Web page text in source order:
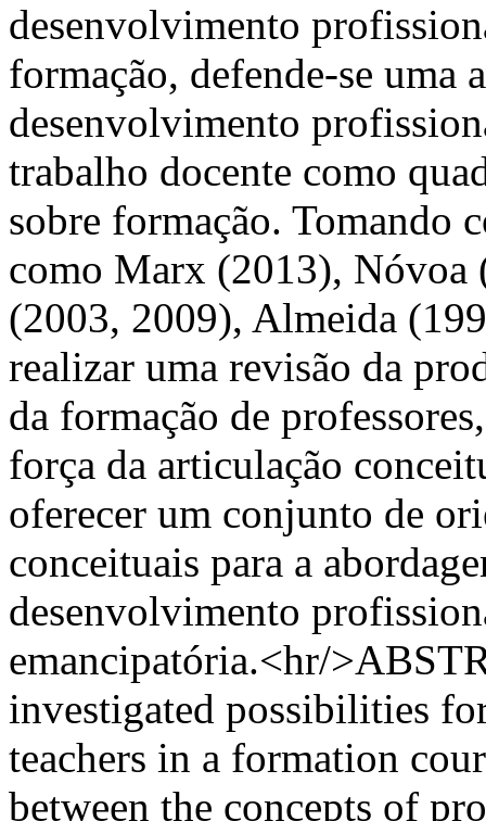
desenvolvimento
formação, defende-se uma
desenvolvimento
trabalho docente como
sobre formação. Tomando
como Marx (2013), Nóvoa
(2003, 2009), Almeida
realizar uma revisão da
da formação de
força da articulação
oferecer um conjunto de
conceituais para a
desenvolvimento
emancipatória.<hr/
investigated possibilities
teachers in a formation
between the concepts of